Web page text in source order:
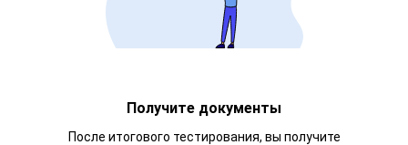
Получите документы
После итогового тестирования, вы получите